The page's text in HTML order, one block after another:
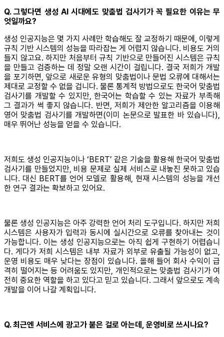
Q. 그렇다면 생성 AI 시대에도 맞춤법 검사기가 꼭 필요한 이유는 무
엇일까요?
생성 인공지능은 몇 가지 사례만 학습해도 잘 교정하기 때문에, 이렇게
규칙 기반 시스템의 성능을 따라잡는 게 어렵지 않습니다. 비용도 거의
들지 않고요. 하지만 처음부터 규칙 기반으로 만들어진 시스템은 규칙
을 만들고 검증하는 데 정말 오랜 시간이 걸립니다. 결국 저희가 개발
을 포기하면, 앞으로 새로운 유형의 맞춤법이나 문법 오류에 대해서는
제대로 교정할 수 없을 겁니다. 물론 통계적 방법으로도 한국어 맞춤법
검사기를 개발할 수 있지만, 한국어는 학습할 수 있는 자료가 부족해
그 결과가 썩 좋지 않습니다. 반면, 저희가 제안한 알고리즘을 이용해
영어 맞춤법 검사기를 개발하면(이미 논문으로 발표한 바 있습니다),
매우 뛰어난 성능을 얻을 수 있습니다.
저희도 생성 인공지능이나 ‘BERT’ 같은 기술을 활용해 한국어 맞춤법
검사기를 만들었지만, 비용 문제로 실제 서비스로 내놓진 못하고 있습
니다. 대신 BERT를 언어 모델로 활용해, 현재 시스템의 성능을 개선
한 연구 결과는 확보하고 있어요.
물론 생성 인공지능은 아주 강력한 언어 처리 도구입니다. 하지만 저희
시스템은 사용자가 입력과 동시에 실시간으로 오류를 찾아내는 것이
가능합니다. 이는 생성 인공지능으로는 아직 쉽게 구현하기 어렵습니
다. 게다가 저희 시스템은 내부 자료가 외부로 유출될 가능성이 없고,
운영 비용도 매우 낮다는 장점이 있습니다. 올해 들어 회사 수익이 급
격히 떨어지는 등 어려움도 있지만, 개인적으로는 맞춤법 검사기가 여
전히 중요한 역할을 하고 있다고 믿고 있습니다. 그래서 앞으로도 계속
개발을 이어 나갈 계획입니다.
Q. 최근엔 서비스에 광고가 붙은 걸로 아는데, 운영비로 쓰시나요?